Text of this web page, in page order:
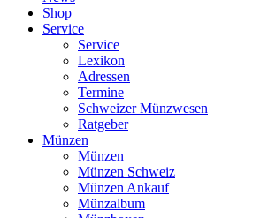
Shop
Service
Service
Lexikon
Adressen
Termine
Schweizer Münzwesen
Ratgeber
Münzen
Münzen
Münzen Schweiz
Münzen Ankauf
Münzalbum